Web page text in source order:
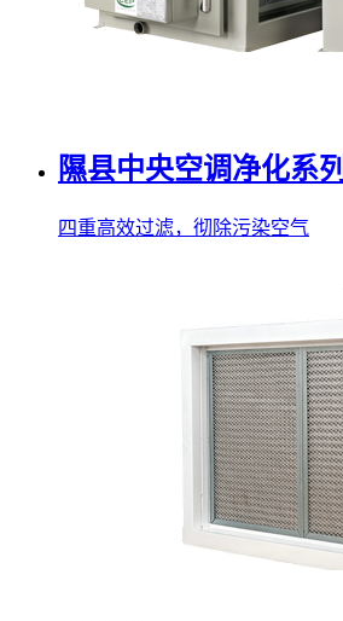
隰县中央空调净化系列
四重高效过滤，彻除污染空气